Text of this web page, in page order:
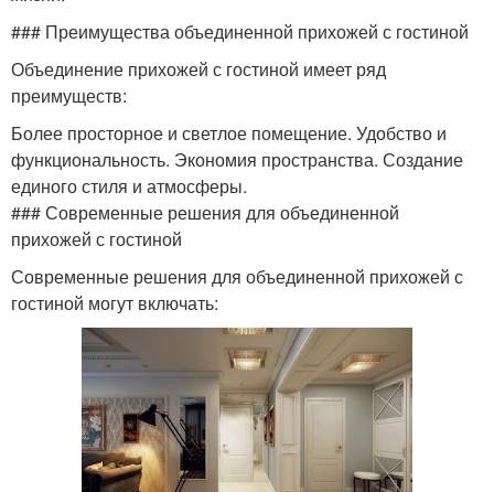
### Преимущества объединенной прихожей с гостиной
Объединение прихожей с гостиной имеет ряд
преимуществ:
Более просторное и светлое помещение. Удобство и
функциональность. Экономия пространства. Создание
единого стиля и атмосферы.
### Современные решения для объединенной
прихожей с гостиной
Современные решения для объединенной прихожей с
гостиной могут включать: